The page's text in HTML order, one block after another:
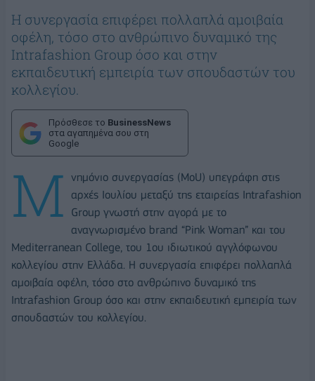
Η συνεργασία επιφέρει πολλαπλά αμοιβαία
οφέλη, τόσο στο ανθρώπινο δυναμικό της
Intrafashion Group όσο και στην
εκπαιδευτική εμπειρία των σπουδαστών του
κολλεγίου.
Πρόσθεσε το BusinessNews
στα αγαπημένα σου στη
Google
Μ νημόνιο συνεργασίας (MoU) υπεγράφη στις
αρχές Ιουλίου μεταξύ της εταιρείας Intrafashion
Group γνωστή στην αγορά με το
αναγνωρισμένο brand “Pink Woman” και του
Mediterranean College, του 1ου ιδιωτικού αγγλόφωνου
κολλεγίου στην Ελλάδα. Η συνεργασία επιφέρει πολλαπλά
αμοιβαία οφέλη, τόσο στο ανθρώπινο δυναμικό της
Intrafashion Group όσο και στην εκπαιδευτική εμπειρία των
σπουδαστών του κολλεγίου.